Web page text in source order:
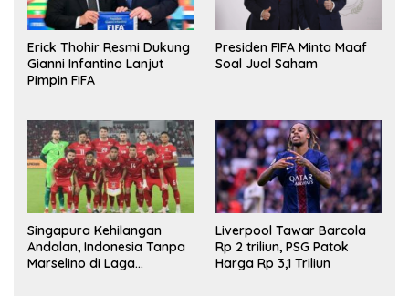
Erick Thohir Resmi Dukung
Gianni Infantino Lanjut
Pimpin FIFA
Presiden FIFA Minta Maaf
Soal Jual Saham
Singapura Kehilangan
Andalan, Indonesia Tanpa
Marselino di Laga
Liverpool Tawar Barcola
Rp 2 triliun, PSG Patok
Harga Rp 3,1 Triliun